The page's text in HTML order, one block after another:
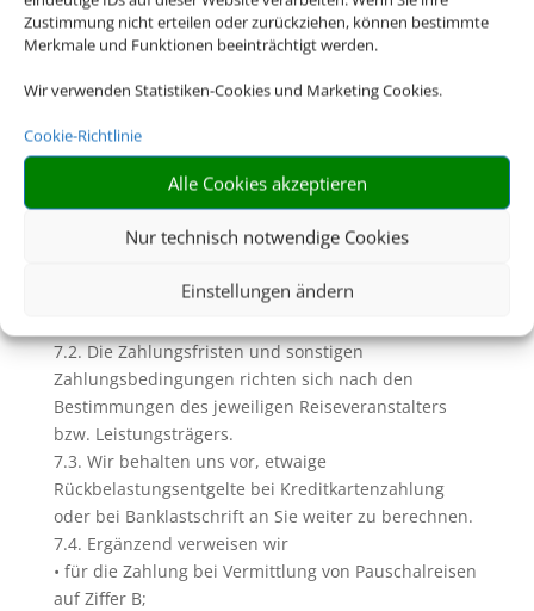
Zustimmung nicht erteilen oder zurückziehen, können bestimmte
Merkmale und Funktionen beeinträchtigt werden.
Wir verwenden Statistiken-Cookies und Marketing Cookies.
Cookie-Richtlinie
Alle Cookies akzeptieren
Nur technisch notwendige Cookies
Einstellungen ändern
Buchung“). Hier erheben wir ggfs. eigene
Servicegebühren oder Bearbeitungsentgelte (siehe
7. Zahlungen und Inkasso
7.1. Soweit wir (Reise-) Leistungen in Gestalt einer
Pauschalreise, verbundenen Reiseleistung oder
Einzelleistung in Rechnung stellen und
diesbezügliche Zahlungen einziehen, geschieht dies
im Namen und für Rechnung des jeweiligen
bleiben davon die Rechte zur Einziehung uns
7.2. Die Zahlungsfristen und sonstigen
Zahlungsbedingungen richten sich nach den
Bestimmungen des jeweiligen Reiseveranstalters
bzw. Leistungsträgers.
7.3. Wir behalten uns vor, etwaige
Rückbelastungsentgelte bei Kreditkartenzahlung
oder bei Banklastschrift an Sie weiter zu berechnen.
7.4. Ergänzend verweisen wir
• für die Zahlung bei Vermittlung von Pauschalreisen
auf Ziffer B;